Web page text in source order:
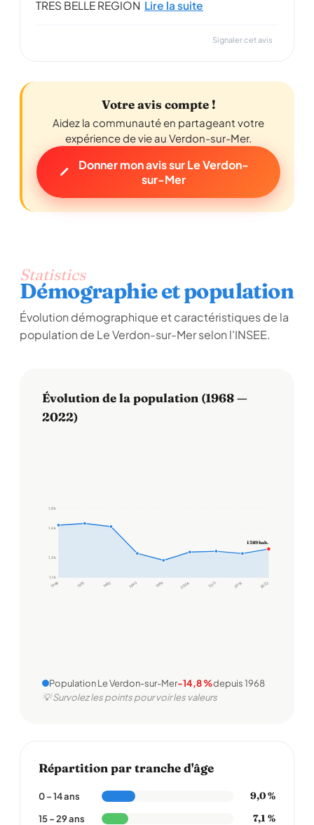
TRES BELLE REGION Lire la suite
Signaler cet avis
Votre avis compte !
Aidez la communauté en partageant votre
expérience de vie au Verdon-sur-Mer.
Donner mon avis sur Le Verdon-
sur-Mer
Statistics
Démographie et population
Évolution démographique et caractéristiques de la
population de Le Verdon-sur-Mer selon l'INSEE.
Évolution de la population (1968 —
2022)
1,1 k
1,3 k
1,6 k
1,8 k
1968 1975 1982 1990 1999 2006 2011 2016 2022
1 389 hab.
Population Le Verdon-sur-Mer-14,8 %depuis 1968
💡 Survolez les points pour voir les valeurs
Répartition par tranche d'âge
0 – 14 ans 9,0 %
15 – 29 ans 7,1 %